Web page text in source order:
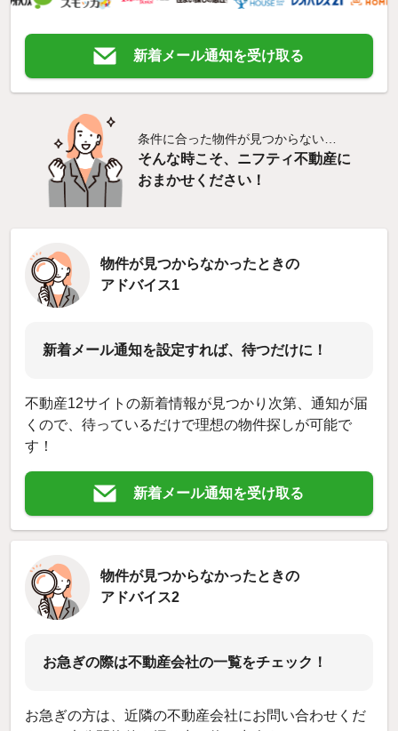
新着メール通知を受け取る
条件に合った物件が見つからない…
そんな時こそ、ニフティ不動産に
おまかせください！
物件が見つからなかったときの
アドバイス1
新着メール通知を設定すれば、待つだけに！
不動産12サイトの新着情報が見つかり次第、通知が届
くので、待っているだけで理想の物件探しが可能で
す！
新着メール通知を受け取る
物件が見つからなかったときの
アドバイス2
お急ぎの際は不動産会社の一覧をチェック！
お急ぎの方は、近隣の不動産会社にお問い合わせくだ